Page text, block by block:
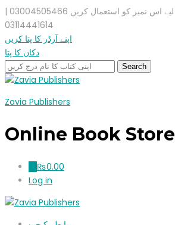
واٹس ایپ / کال کے لیے اس نمبر کو استعمال کریں 03004505466 |
03114441614
اپنے آرڈر کا پتا کریں
دکان کا پتا
Zavia Publishers
Online Book Store
₨0.00
Log in